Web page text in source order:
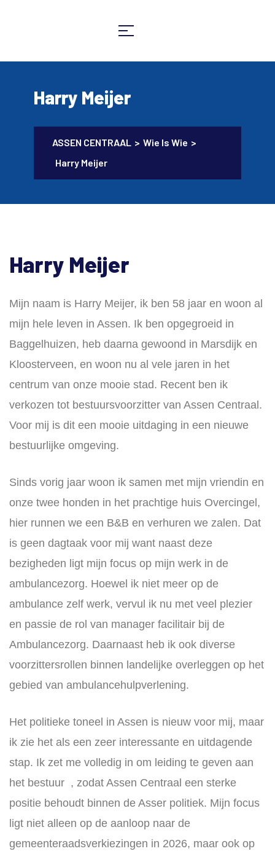
Harry Meijer
ASSEN CENTRAAL > Wie Is Wie >
Harry Meijer
Harry Meijer
Mijn naam is Harry Meijer, ik ben 58 jaar en woon al
mijn hele leven in Assen. Ik ben opgegroeid in
Baggelhuizen, heb daarna gewoond in Marsdijk en
Kloosterveen, en woon nu al vele jaren in het
centrum van onze mooie stad. Recent ben ik
verkozen tot bestuursvoorzitter van Assen Centraal.
Voor mij is dit een mooie uitdaging in een nieuwe
bestuurlijke omgeving.
Sinds vorig jaar woon ik samen met mijn vriendin en
onze twee honden in het prachtige huis Overcingel,
hier runnen we een B&B en verhuren we zalen. Dat
is geen dagtaak voor mij want naast deze
bezigheden ligt mijn focus op mijn werk in de
ambulancezorg. Hoewel ik niet meer op de
ambulance zelf werk, vervul ik nu met veel plezier
en passie de rol van manager facilitair bij de
Ambulancezorg. Daarnaast heb ik ook diverse
voorzittersrollen binnen landelijke overleggen op het
gebied van ambulancehulpverlening.
Het politieke toneel in Assen is nieuw voor mij, maar
ik zie het als een zeer interessante en uitdagende
stap. Ik zet me volledig in om leiding te geven aan
het bestuur , zodat Assen Centraal een sterke
positie behoudt binnen de Asser politiek. Mijn focus
ligt niet alleen op de aanloop naar de
gemeenteraadsverkiezingen in 2026, maar ook op